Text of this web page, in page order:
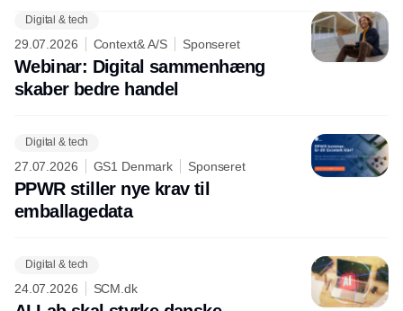
Digital & tech
29.07.2026 Context& A/S Sponseret
Webinar: Digital sammenhæng
skaber bedre handel
Digital & tech
27.07.2026 GS1 Denmark Sponseret
PPWR stiller nye krav til
emballagedata
Digital & tech
24.07.2026 SCM.dk